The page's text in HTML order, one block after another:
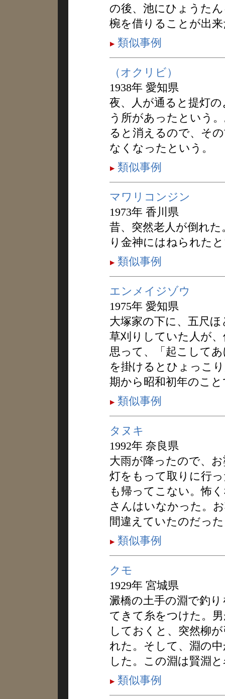
の後、池にひょうた
椀を借りることが出
類似事例
（オクリビ）
1938年 愛知県
夜、人が通ると提灯
う所があったという
ると消えるので、そ
なくなったという。
類似事例
マワリコンジン
1973年 香川県
昔、突然老人が倒れ
り金神にはねられた
類似事例
エンメイジゾウ
1975年 愛知県
大塚家の下に、五尺
草刈りしていた人が
思って、「起こして
を掛けるとひょっこ
期から昭和初年のこ
類似事例
タヌキ
1992年 奈良県
大雨が降ったので、
灯をもって取りに行
も帰ってこない。怖
さんはいなかった。
間違えていたのだっ
類似事例
クモ
1929年 宮城県
澱橋の土手の淵で釣
てきて糸をつけた。
しておくと、突然柳
れた。そして、淵の
した。この淵は賢淵
類似事例